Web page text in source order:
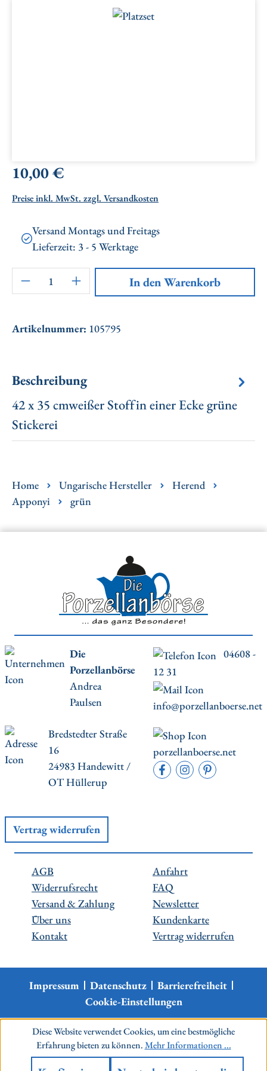
Bildergalerie überspringen
Regulärer Preis:
10,00 €
Preise inkl. MwSt. zzgl. Versandkosten
Versand Montags und Freitags
Lieferzeit: 3 - 5 Werktage
Artikel Anzahl: Gib den gewünschten
In den Warenkorb
Artikelnummer: 105795
Beschreibung
42 x 35 cmweißer Stoffin einer Ecke grüne
Stickerei
Home Ungarische Hersteller
Herend
Apponyi
grün
Die
Porzellanbörse
Andrea
Paulsen
04608 -
12 31
info@porzellanboerse.net
Bredstedter Straße
16
24983 Handewitt /
OT Hüllerup
porzellanboerse.net
Vertrag widerrufen
AGB
Widerrufsrecht
Versand & Zahlung
Über uns
Kontakt
Anfahrt
FAQ
Newsletter
Kundenkarte
Vertrag widerrufen
Impressum Datenschutz
Barrierefreiheit
Cookie-Einstellungen
Diese Website verwendet Cookies, um eine bestmögliche
Erfahrung bieten zu können.Mehr Informationen ...